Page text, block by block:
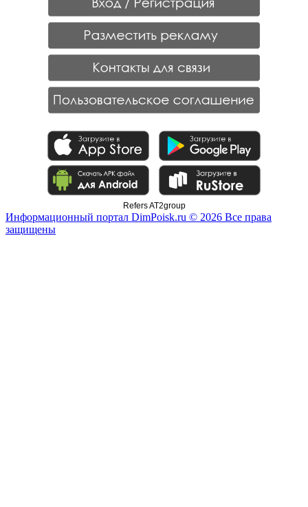
Refers AT2group
Информационный портал DimPoisk.ru © 2026 Все права
защищены